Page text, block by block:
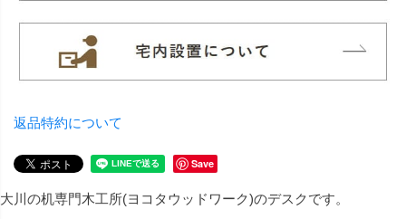
返品特約について
Save
大川の机専門木工所(ヨコタウッドワーク)のデスクです。